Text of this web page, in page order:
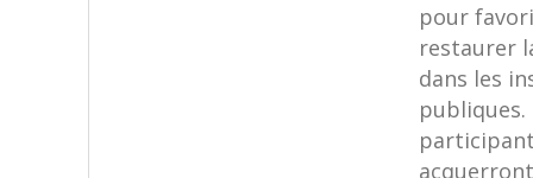
pour
restaurer
dans les